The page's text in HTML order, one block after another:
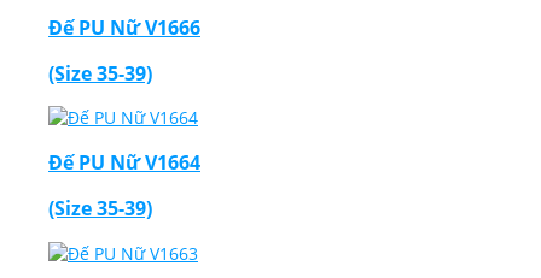
Đế PU Nữ V1666
(Size 35-39)
Đế PU Nữ V1664
(Size 35-39)